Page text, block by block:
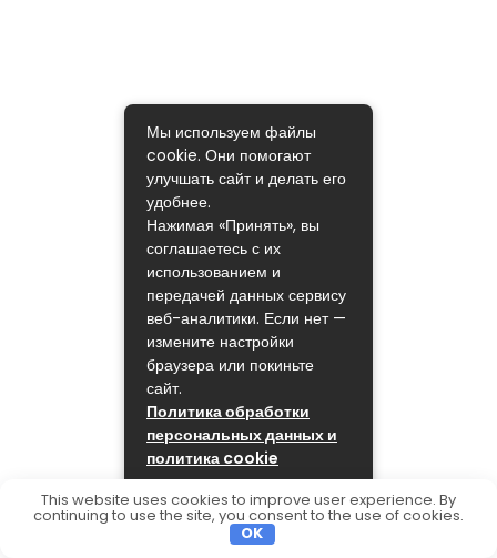
Мы используем файлы
cookie. Они помогают
улучшать сайт и делать его
удобнее.
Нажимая «Принять», вы
соглашаетесь с их
использованием и
передачей данных сервису
веб-аналитики. Если нет —
измените настройки
браузера или покиньте
сайт.
Политика обработки
персональных данных и
политика cookie
ПРИНЯТЬ
This website uses cookies to improve user experience. By
continuing to use the site, you consent to the use of cookies.
OK